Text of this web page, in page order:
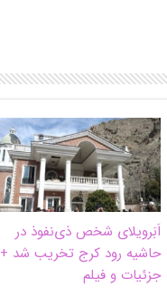
اَبَر‌ویلای شخص ذی‌نفوذ در
حاشیه‌ رود کرج تخریب شد +
جزئیات و فیلم